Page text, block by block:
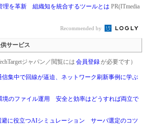
理を革新 組織知を統合するツールとは PR(ITmedia
Recommended by
サービス
ジャパン／閲覧には 会員登録が必要です）
信集中で回線が逼迫、ネットワーク刷新事例に学ぶ
境のファイル運用 安全と効率はどうすれば両立で
避に役立つAIシミュレーション サーバ選定のコツ